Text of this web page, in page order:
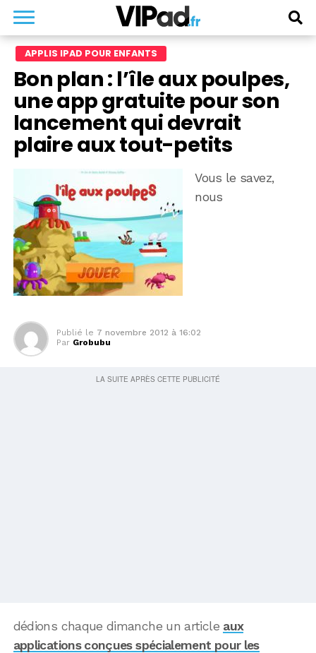
APPLIS IPAD POUR ENFANTS
Bon plan : l’île aux poulpes,
une app gratuite pour son
lancement qui devrait
plaire aux tout-petits
Vous le savez,
nous
Publié le 7 novembre 2012 à 16:02
Par Grobubu
dédions chaque dimanche un article aux
applications conçues spécialement pour les